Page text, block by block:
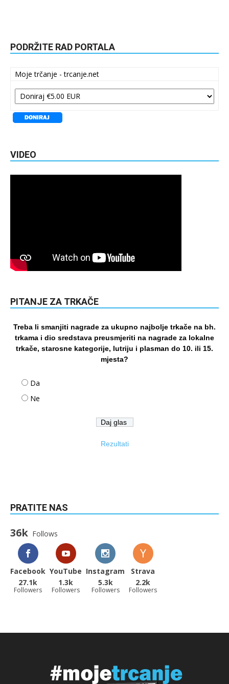
PODRŽITE RAD PORTALA
Moje trčanje - trcanje.net
VIDEO
PITANJE ZA TRKAČE
Treba li smanjiti nagrade za ukupno najbolje trkače na bh.
trkama i dio sredstava preusmjeriti na nagrade za lokalne
trkače, starosne kategorije, lutriju i plasman do 10. ili 15.
mjesta?
Da
Ne
Rezultati
PRATITE NAS
36k Follows
Facebook
27.1k
Followers
YouTube
1.3k
Followers
Instagram
5.3k
Followers
Strava
2.2k
Followers